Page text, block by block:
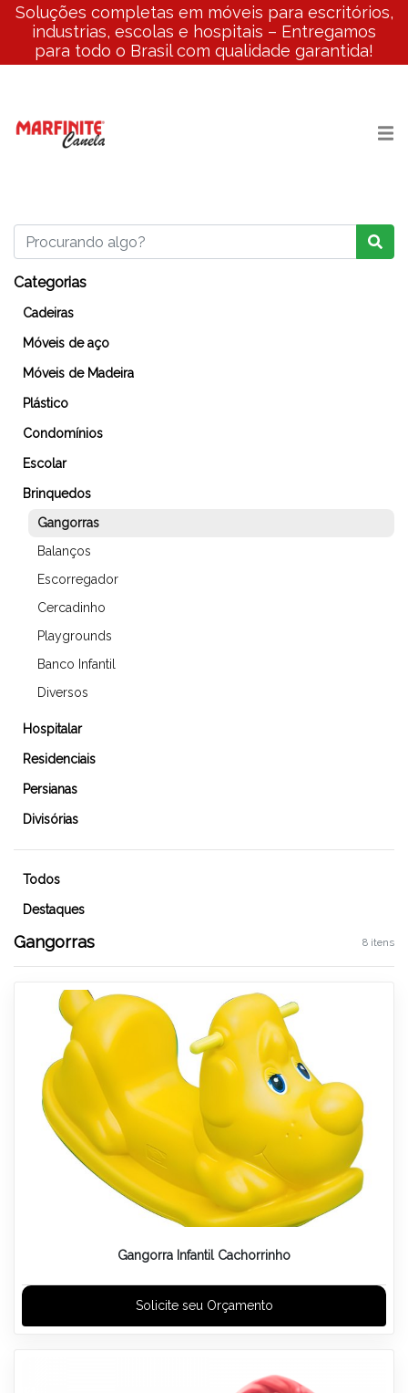
Soluções completas em móveis para escritórios,
industrias, escolas e hospitais – Entregamos
para todo o Brasil com qualidade garantida!
Categorias
Cadeiras
Móveis de aço
Móveis de Madeira
Plástico
Condomínios
Escolar
Brinquedos
Gangorras
Balanços
Escorregador
Cercadinho
Playgrounds
Banco Infantil
Diversos
Hospitalar
Residenciais
Persianas
Divisórias
Todos
Destaques
Gangorras 8 itens
Gangorra Infantil Cachorrinho
Solicite seu Orçamento